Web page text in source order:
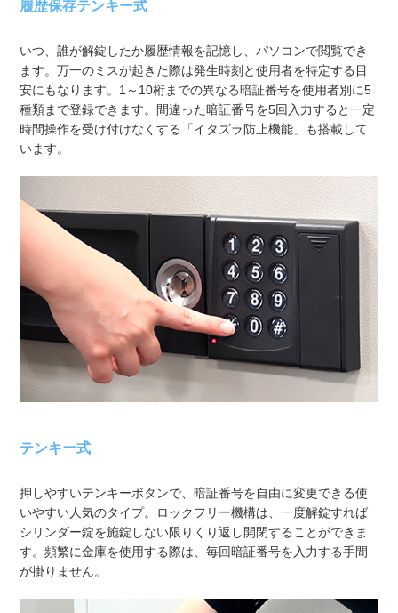
履歴保存テンキー式
いつ、誰が解錠したか履歴情報を記憶し、パソコンで閲覧でき
ます。万一のミスが起きた際は発生時刻と使用者を特定する目
安にもなります。1～10桁までの異なる暗証番号を使用者別に5
種類まで登録できます。間違った暗証番号を5回入力すると一定
時間操作を受け付けなくする「イタズラ防止機能」も搭載して
います。
テンキー式
押しやすいテンキーボタンで、暗証番号を自由に変更できる使
いやすい人気のタイプ。ロックフリー機構は、一度解錠すれば
シリンダー錠を施錠しない限りくり返し開閉することができま
す。頻繁に金庫を使用する際は、毎回暗証番号を入力する手間
が掛りません。